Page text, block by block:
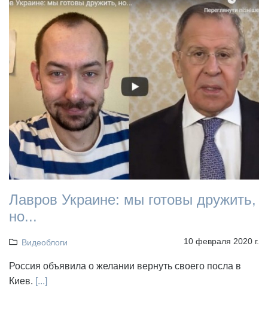
Лавров Украине: мы готовы дружить,
но...
Видеоблоги 10 февраля 2020 г.
Россия объявила о желании вернуть своего посла в
Киев. [...]